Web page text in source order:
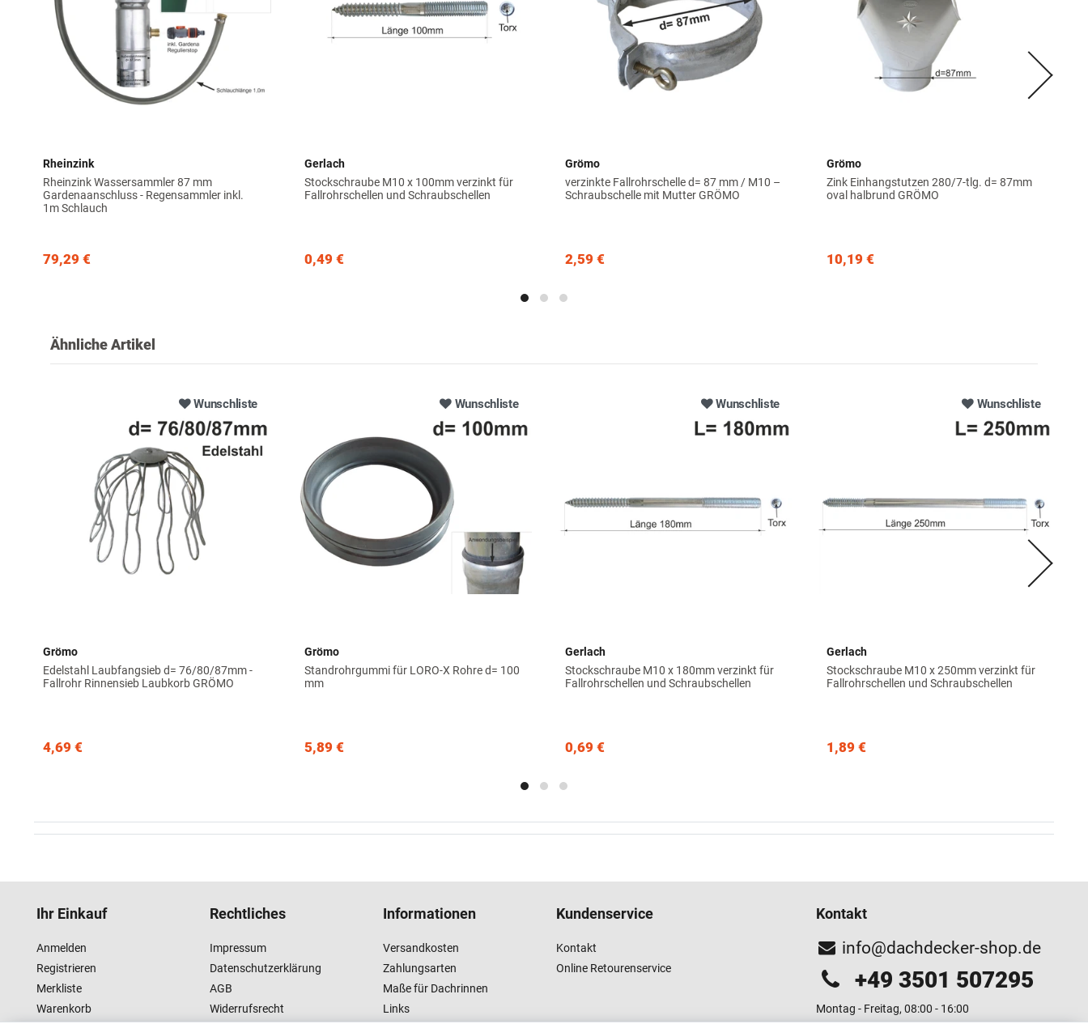
Rheinzink
Rheinzink Wassersammler 87 mm
Gardenaanschluss - Regensammler inkl.
1m Schlauch
79,29 €
Gerlach
Stockschraube M10 x 100mm verzinkt für
Fallrohrschellen und Schraubschellen
0,49 €
Grömo
verzinkte Fallrohrschelle d= 87 mm / M10 –
Schraubschelle mit Mutter GRÖMO
2,59 €
Grömo
Zink Einhangstutzen 280/7-tlg. d= 87mm
oval halbrund GRÖMO
10,19 €
Ähnliche Artikel
Wunschliste
Grömo
Edelstahl Laubfangsieb d= 76/80/87mm -
Fallrohr Rinnensieb Laubkorb GRÖMO
4,69 €
Wunschliste
Grömo
Standrohrgummi für LORO-X Rohre d= 100
mm
5,89 €
Wunschliste
Gerlach
Stockschraube M10 x 180mm verzinkt für
Fallrohrschellen und Schraubschellen
0,69 €
Wunschliste
Gerlach
Stockschraube M10 x 250mm verzinkt für
Fallrohrschellen und Schraubschellen
1,89 €
Ihr Einkauf
Anmelden
Registrieren
Merkliste
Warenkorb
Rechtliches
Impressum
Datenschutzerklärung
AGB
Widerrufsrecht
Informationen
Versandkosten
Zahlungsarten
Maße für Dachrinnen
Links
Kundenservice
Kontakt
Online Retourenservice
Kontakt
info@dachdecker-shop.de
+49 3501 507295
Montag - Freitag, 08:00 - 16:00